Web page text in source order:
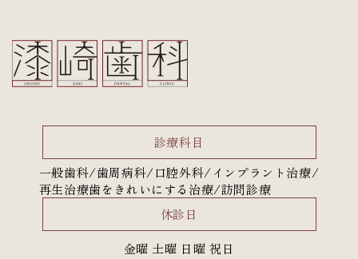
診療科目
一般歯科/歯周病科/口腔外科/インプラント治療/
再生治療歯をきれいにする治療/訪問診療
休診日
金曜 土曜 日曜 祝日